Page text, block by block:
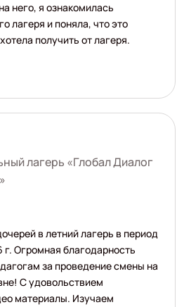
него, я ознакомилась
лагеря и поняла, что это
получить от лагеря.
лагерь «Глобал Диалог
в летний лагерь в период
г. Огромная благодарность
за проведение смены на
С удовольствием
материалы. Изучаем